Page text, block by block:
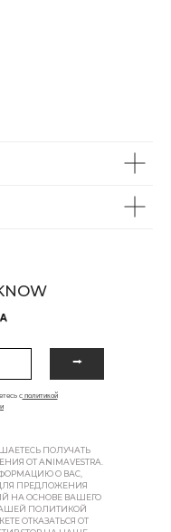
⭢
сполитикой
ПОЛУЧАТЬ
ОТ ANIMAVESTRA.
О ВАС,
ПРЕДЛОЖЕНИЯ
НА ОСНОВЕ ВАШЕГО
ПОЛИТИКОЙ
ОТКАЗАТЬСЯ ОТ